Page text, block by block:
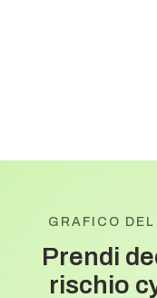
GRAFICO
Prendi
rischio